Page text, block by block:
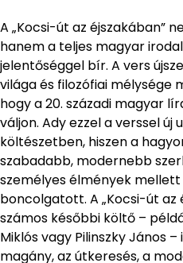
A „Kocsi-út az éjszakában”
hanem a teljes magyar
jelentőséggel bír. A vers
világa és filozófiai mélysége
hogy a 20. századi magyar
váljon. Ady ezzel a verssel
költészetben, hiszen a
szabadabb, modernebb
személyes élmények
boncolgatott. A „Kocsi-út az
számos későbbi költő –
Miklós vagy Pilinszky János
magány, az útkeresés, a